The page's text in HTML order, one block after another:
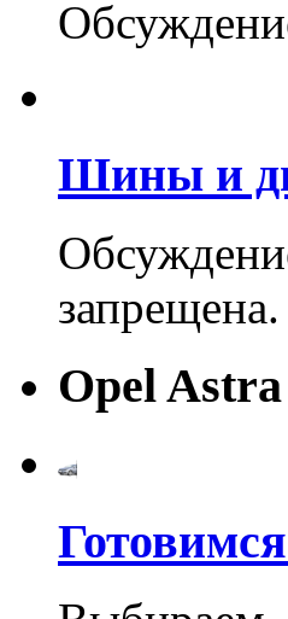
Шины и
запрещена.
Opel